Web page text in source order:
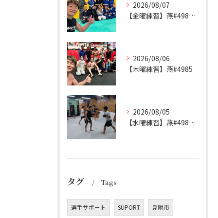
2026/08/07
【金曜練習】燕#4986見附#493
2026/08/06
【木曜練習】燕#4985
2026/08/05
【水曜練習】燕#4984見附#492
タグ Tags
選手サポート SUPORT 見附市